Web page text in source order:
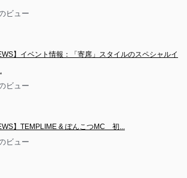
ビュー
】イベント情報：「寄席」スタイルのスペシャルイ
ビュー
】TEMPLIME & ぽんこつMC　初...
ビュー